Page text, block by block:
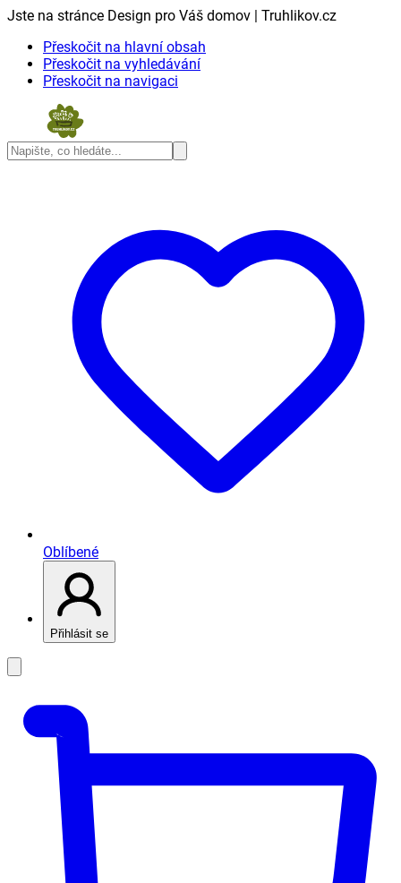
Jste na stránce Design pro Váš domov | Truhlikov.cz
Přeskočit na hlavní obsah
Přeskočit na vyhledávání
Přeskočit na navigaci
Oblíbené
Přihlásit se